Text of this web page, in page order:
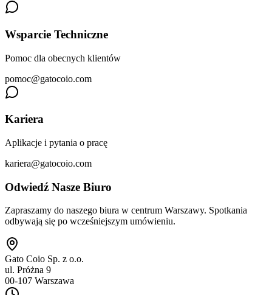
Wsparcie Techniczne
Pomoc dla obecnych klientów
pomoc@gatocoio.com
Kariera
Aplikacje i pytania o pracę
kariera@gatocoio.com
Odwiedź Nasze Biuro
Zapraszamy do naszego biura w centrum Warszawy. Spotkania
odbywają się po wcześniejszym umówieniu.
Gato Coio Sp. z o.o.
ul. Próżna 9
00-107 Warszawa